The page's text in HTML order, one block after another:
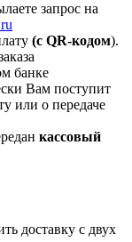
запрос на
(с QR-кодом).
банке
Вам поступит
или о передаче
кассовый
доставку с двух